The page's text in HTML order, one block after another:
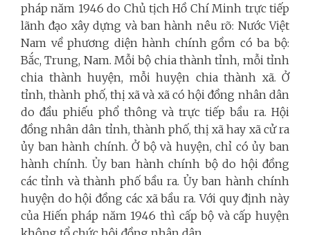
pháp năm 1946 do Chủ tịch Hồ Chí Minh trực tiếp
lãnh đạo xây dựng và ban hành nêu rõ: Nước Việt
Nam về phương diện hành chính gồm có ba bộ:
Bắc, Trung, Nam. Mỗi bộ chia thành tỉnh, mỗi tỉnh
chia thành huyện, mỗi huyện chia thành xã. Ở
tỉnh, thành phố, thị xã và xã có hội đồng nhân dân
do đầu phiếu phổ thông và trực tiếp bầu ra. Hội
đồng nhân dân tỉnh, thành phố, thị xã hay xã cử ra
ủy ban hành chính. Ở bộ và huyện, chỉ có ủy ban
hành chính. Ủy ban hành chính bộ do hội đồng
các tỉnh và thành phố bầu ra. Ủy ban hành chính
huyện do hội đồng các xã bầu ra. Với quy định này
của Hiến pháp năm 1946 thì cấp bộ và cấp huyện